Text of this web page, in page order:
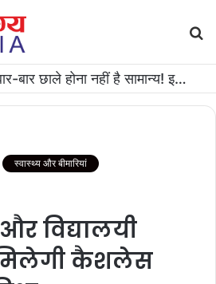
Mouth Ulcer: बार-बार छाले होना नहीं है सामान्य! इनगंभीर बीमारियों का है संकेत
स्वास्थ्य और बीमारियां
विद्यालयी
मिलेगी कैशलेस